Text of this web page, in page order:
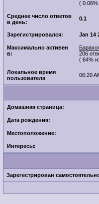
(
Среднее число ответов
в день:
0.1
Зарегистрировался: Jan 14
Максимально активен
в:
206
( 64%
Локальное время
пользователя
06:20
Домашняя страница:
Дата рождения:
Местоположение:
Интересы:
Зарегестрирован